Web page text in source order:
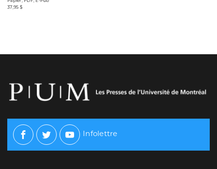
37,95 $
Facebook
TwitterYoutube
Infolettre